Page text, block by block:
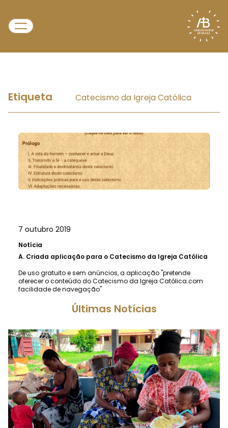
Etiqueta Catecismo da Igreja Católica
7 outubro 2019
Notícia
A. Criada aplicação para o Catecismo da Igreja Católica
De uso gratuito e sem anúncios, a aplicação "pretende
oferecer o conteúdo do Catecismo da Igreja Católica com
facilidade de navegação"
Últimas Notícias